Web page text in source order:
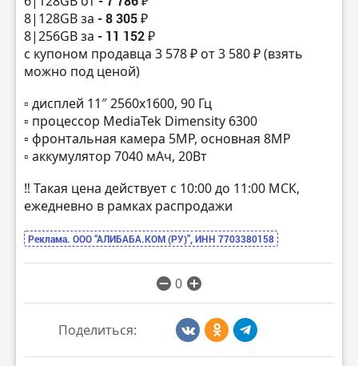
8|128GB за - 8 305 ₽
8|256GB за - 11 152 ₽
с купоном продавца 3 578 ₽ от 3 580 ₽ (взять
можно под ценой)
▫️ дисплей 11″ 2560х1600, 90 Гц
▫️ процессор MediaTek Dimensity 6300
▫️ фронтальная камера 5MP, основная 8MP
▫️ аккумулятор 7040 мАч, 20Вт
‼️ Такая цена действует с 10:00 до 11:00 МСК,
ежедневно в рамках распродажи
Реклама. ООО “АЛИБАБА.КОМ (РУ)”, ИНН 7703380158
0
Поделиться: